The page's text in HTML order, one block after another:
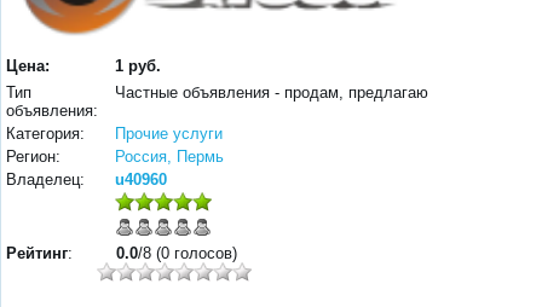
Цена:
1 руб.
Тип
объявления:
Частные объявления - продам, предлагаю
Категория:
Прочие услуги
Регион:
Россия, Пермь
Владелец:
u40960
Рейтинг: 0.0/8 (0 голосов)